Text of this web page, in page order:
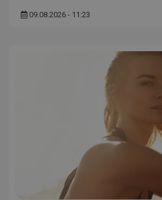
09.08.2026 - 11:23